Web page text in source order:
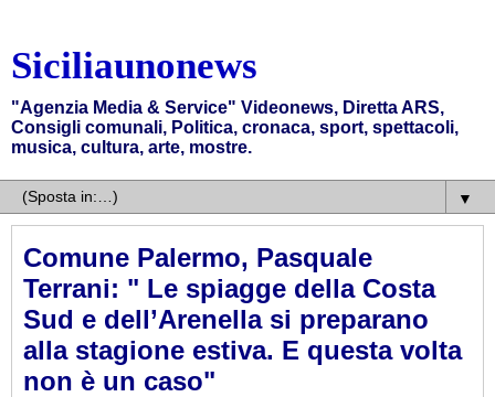
Siciliaunonews
"Agenzia Media & Service" Videonews, Diretta ARS,
Consigli comunali, Politica, cronaca, sport, spettacoli,
musica, cultura, arte, mostre.
▼
Comune Palermo, Pasquale
Terrani: " Le spiagge della Costa
Sud e dell’Arenella si preparano
alla stagione estiva. E questa volta
non è un caso"